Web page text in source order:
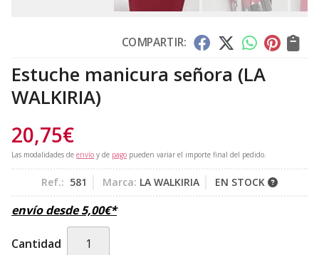
COMPARTIR:
Estuche manicura señora (LA
WALKIRIA)
20,75€
Las modalidades de envío y de pago pueden variar el importe final del pedido.
Ref.: 581 Marca: LA WALKIRIA EN STOCK
envío desde5,00€*
Cantidad